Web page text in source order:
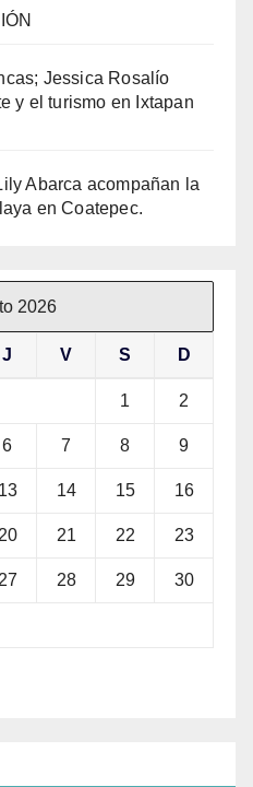
Jessica Rosalío
y el turismo en Ixtapan
Abarca acompañan la
en Coatepec.
2026
J V S D
1 2
6 7 8 9
13 14 15 16
20 21 22 23
27 28 29 30